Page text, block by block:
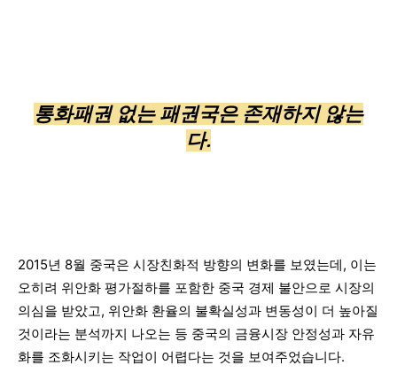
통화패권 없는 패권국은 존재하지 않는
다.
2015년 8월 중국은 시장친화적 방향의 변화를 보였는데, 이는
오히려 위안화 평가절하를 포함한 중국 경제 불안으로 시장의
의심을 받았고, 위안화 환율의 불확실성과 변동성이 더 높아질
것이라는 분석까지 나오는 등 중국의 금융시장 안정성과 자유
화를 조화시키는 작업이 어렵다는 것을 보여주었습니다.